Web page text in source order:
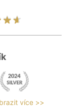
více >>